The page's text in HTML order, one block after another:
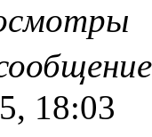
18:03